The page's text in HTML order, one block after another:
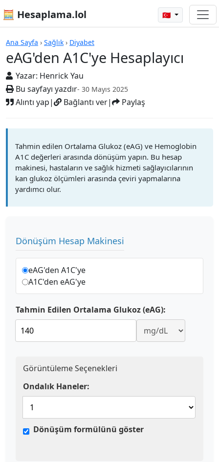
🧮 Hesaplama.lol 🇹🇷
Ana Sayfa › Sağlık › Diyabet
eAG'den A1C'ye Hesaplayıcı
Yazar: Henrick Yau
Bu sayfayı yazdır- 30 Mayıs 2025
Alıntı yap| Bağlantı ver| Paylaş
Hesap Makineleri
Tahmin edilen Ortalama Glukoz (eAG) ve Hemoglobin
A1C değerleri arasında dönüşüm yapın. Bu hesap
makinesi, hastaların ve sağlık hizmeti sağlayıcılarının
kan glukoz ölçümleri arasında çeviri yapmalarına
yardımcı olur.
Dönüşüm Hesap Makinesi
eAG'den A1C'ye
A1C'den eAG'ye
Tahmin Edilen Ortalama Glukoz (eAG):
Görüntüleme Seçenekleri
Ondalık Haneler:
Dönüşüm formülünü göster